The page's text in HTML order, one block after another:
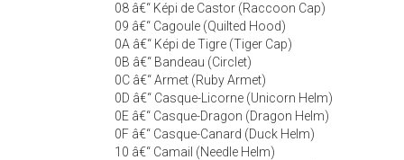
08 â€“ Képi de Castor (Raccoon Cap)
09 â€“ Cagoule (Quilted Hood)
0A â€“ Képi de Tigre (Tiger Cap)
0B â€“ Bandeau (Circlet)
0C â€“ Armet (Ruby Armet)
0D â€“ Casque-Licorne (Unicorn Helm)
0E â€“ Casque-Dragon (Dragon Helm)
0F â€“ Casque-Canard (Duck Helm)
10 â€“ Camail (Needle Helm)